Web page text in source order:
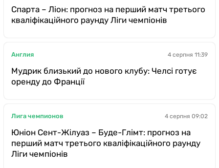
Спарта – Ліон: прогноз на перший матч третього
кваліфікаційного раунду Ліги чемпіонів
Англия 4 серпня 11:39
Мудрик близький до нового клубу: Челсі готує
оренду до Франції
Лига чемпионов 4 серпня 09:02
Юніон Сент-Жілуаз – Буде-Глімт: прогноз на
перший матч третього кваліфікаційного раунду
Ліги чемпіонів